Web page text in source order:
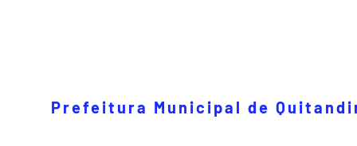
Prefeitura Municipal de